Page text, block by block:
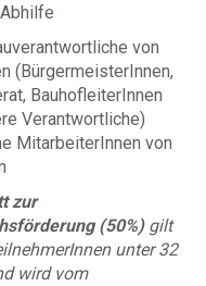
von
(BürgermeisterInnen,
BauhofleiterInnen
Verantwortliche)
MitarbeiterInnen von
zur
(50%)gilt
unter 32
wird vom